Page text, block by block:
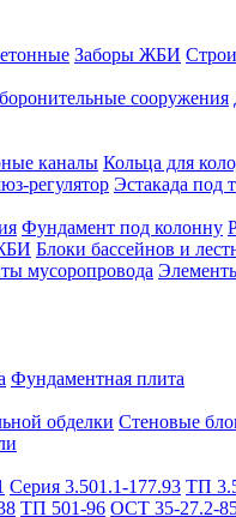
Заборы ЖБИ
сооружения
каналы Кольца для
регулятор Эстакада под
Фундамент под колонну
Блоки бассейнов и
мусоропровода
Фундаментная плита
обделки Стеновые
Серия 3.501.1-177.93 ТП
ТП 501-96 ОСТ 35-27.2-